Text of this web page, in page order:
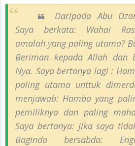
Daripada Abu
Saya berkata: Wahai
amalah yang paling utama?
Beriman kepada Allah dan
Nya. Saya bertanya lagi :
paling utama unttuk
menjawab: Hamba yang
pemiliknya dan paling
Saya bertanya: Jika saya
Baginda bersabda: